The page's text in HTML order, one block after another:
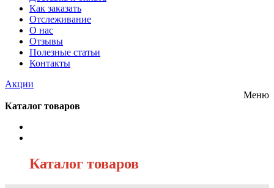
Как заказать
Отслеживание
О нас
Отзывы
Полезные статьи
Контакты
Акции
Меню
Каталог товаров
Каталог товаров